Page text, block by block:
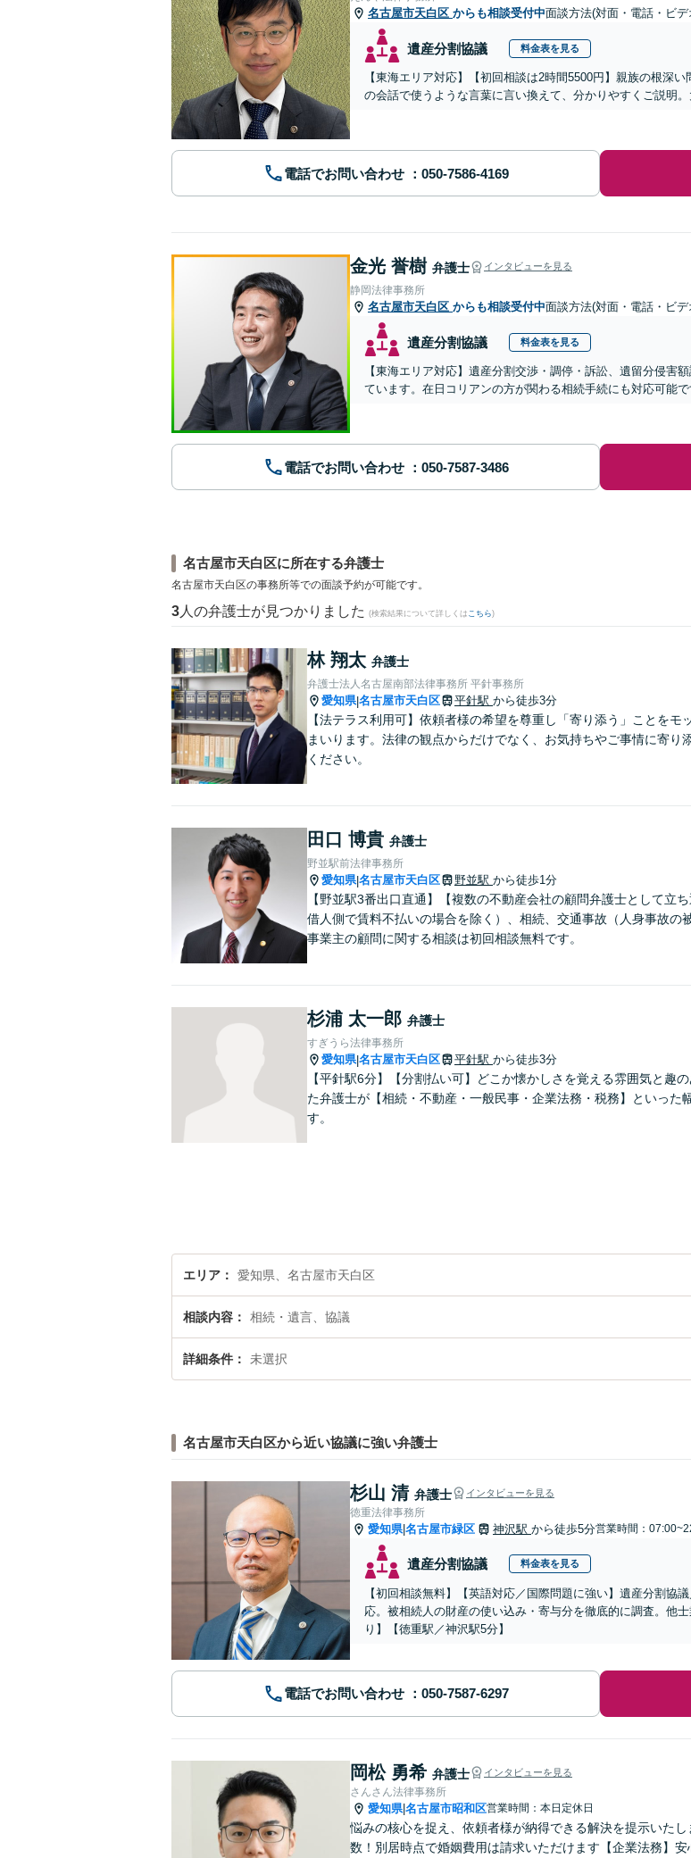
名古屋市天白区 からも相談受付中面談方法(対面・電話・ビ
遺産分割協議 料金表を見る
【東海エリア対応】【初回相談は2時間5500円】親族の根深
の会話で使うような言葉に言い換えて、分かりやすくご説明
電話でお問い合わせ
金光 誉樹 弁護士 インタビューを見る
静岡法律事務所
名古屋市天白区 からも相談受付中面談方法(対面・電話・ビ
遺産分割協議 料金表を見る
【東海エリア対応】遺産分割交渉・調停・訴訟、遺留分侵害
ています。在日コリアンの方が関わる相続手続にも対応可能
電話でお問い合わせ
名古屋市天白区に所在する弁護士
名古屋市天白区の事務所等での面談予約が可能です。
3 人の弁護士が見つかりました (検索結果について詳しくは こちら)
林 翔太 弁護士
弁護士法人名古屋南部法律事務所 平針事務所
愛知県|名古屋市天白区 平針駅 から徒歩3分
【法テラス利用可】依頼者様の希望を尊重し「寄り添う」ことを
まいります。法律の観点からだけでなく、お気持ちやご事情に寄り
ください。
田口 博貴 弁護士
野並駅前法律事務所
愛知県|名古屋市天白区 野並駅 から徒歩1分
【野並駅3番出口直通】【複数の不動産会社の顧問弁護士として立
借人側で賃料不払いの場合を除く）、相続、交通事故（人身事故の
事業主の顧問に関する相談は初回相談無料です。
杉浦 太一郎 弁護士
すぎうら法律事務所
愛知県|名古屋市天白区 平針駅 から徒歩3分
【平針駅6分】【分割払い可】どこか懐かしさを覚える雰囲気と趣
た弁護士が【相続・不動産・一般民事・企業法務・税務】といった
す。
エリア 愛知県、名古屋市天白区
相談内容 相続・遺言、協議
詳細条件 未選択
名古屋市天白区から近い協議に強い弁護士
杉山 清 弁護士 インタビューを見る
徳重法律事務所
愛知県|名古屋市緑区 神沢駅 から徒歩5分営業時間：
遺産分割協議 料金表を見る
【初回相談無料】【英語対応／国際問題に強い】遺産分割協
応。被相続人の財産の使い込み・寄与分を徹底的に調査。他
り】【徳重駅／神沢駅5分】
電話でお問い合わせ
岡松 勇希 弁護士 インタビューを見る
さんさん法律事務所
愛知県|名古屋市昭和区営業時間：本日定休日
悩みの核心を捉え、依頼者様が納得できる解決を提示いた
数！別居時点で婚姻費用は請求いただけます【企業法務】